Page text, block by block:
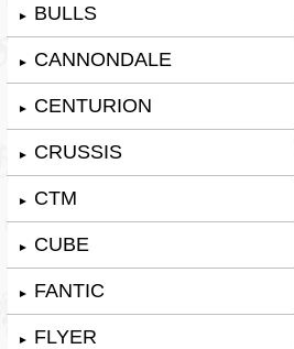
► BULLS
► CANNONDALE
► CENTURION
► CRUSSIS
► CTM
► CUBE
► FANTIC
► FLYER